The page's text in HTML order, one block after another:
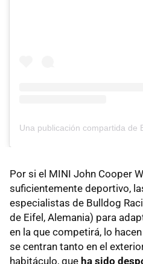
Por si el MINI John Cooper
suficientemente deportivo,
especialistas de Bulldog
de Eifel, Alemania) para
en la que competirá, lo hacen
se centran tanto en el
habitáculo, que ha sido